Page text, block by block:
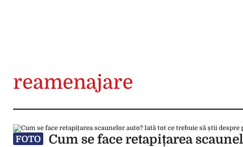
reamenajare
FOTO
Cum se face retapițarea